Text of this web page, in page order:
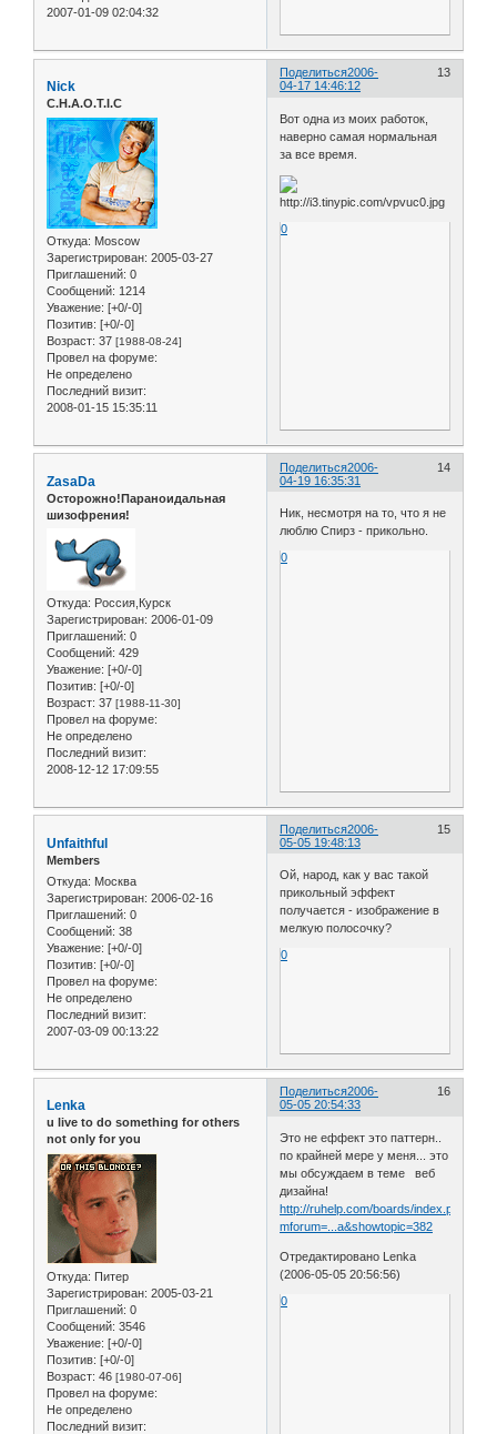
2007-01-09 02:04:32
Поделиться 13
2006-
04-17 14:46:12
Nick
C.H.A.O.T.I.C
Откуда: Moscow
Зарегистрирован: 2005-03-27
Приглашений: 0
Сообщений: 1214
Уважение: [+0/-0]
Позитив: [+0/-0]
Возраст: 37 [1988-08-24]
Провел на форуме:
Не определено
Последний визит:
2008-01-15 15:35:11
Вот одна из моих работок,
наверно самая нормальная
за все время.
0
Поделиться 14
2006-
04-19 16:35:31
ZasaDa
Осторожно!Параноидальная
шизофрения!
Откуда: Россия,Курск
Зарегистрирован: 2006-01-09
Приглашений: 0
Сообщений: 429
Уважение: [+0/-0]
Позитив: [+0/-0]
Возраст: 37 [1988-11-30]
Провел на форуме:
Не определено
Последний визит:
2008-12-12 17:09:55
Ник, несмотря на то, что я не
люблю Спирз - прикольно.
0
Поделиться 15
2006-
05-05 19:48:13
Unfaithful
Members
Откуда: Москва
Зарегистрирован: 2006-02-16
Приглашений: 0
Сообщений: 38
Уважение: [+0/-0]
Позитив: [+0/-0]
Провел на форуме:
Не определено
Последний визит:
2007-03-09 00:13:22
Ой, народ, как у вас такой
прикольный эффект
получается - изображение в
мелкую полосочку?
0
Поделиться 16
2006-
05-05 20:54:33
Lenka
u live to do something for others
not only for you
Откуда: Питер
Зарегистрирован: 2005-03-21
Приглашений: 0
Сообщений: 3546
Уважение: [+0/-0]
Позитив: [+0/-0]
Возраст: 46 [1980-07-06]
Провел на форуме:
Не определено
Последний визит:
Это не еффект это паттерн..
по крайней мере у меня... это
мы обсуждаем в теме веб
дизайна!
http://ruhelp.com/boards/index.php?
mforum=...a&showtopic=382
Отредактировано Lenka
(2006-05-05 20:56:56)
0